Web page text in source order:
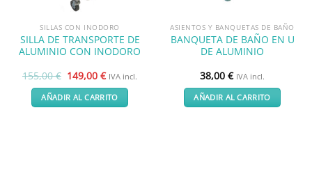
SILLAS CON INODORO
SILLA DE TRANSPORTE DE
ALUMINIO CON INODORO
155,00€ El
precio
original
era:
155,00 €.
149,00€El
actual
es:
149,00 €.
IVA incl.
AÑADIR AL CARRITO
ASIENTOS Y BANQUETAS DE BAÑO
BANQUETA DE BAÑO EN U
DE ALUMINIO
38,00 € IVA incl.
AÑADIR AL CARRITO